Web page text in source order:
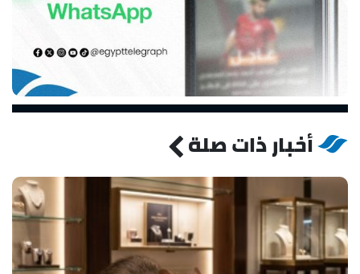
أخبار ذات صلة